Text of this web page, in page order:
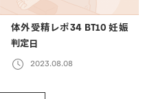
体外受精レポ34 BT10 妊娠
判定日
2023.08.08